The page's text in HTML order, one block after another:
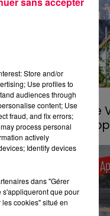
3 août 2026
Incendie de
lance un
Le feu, parti
au quartier
habitations et
centaine de
Store and/or
Use profiles to
audiences through
content; Use
fraud, and fix errors;
process personal
actively
Identify devices
dans "Gérer
s'appliqueront que pour
cookies" situé en